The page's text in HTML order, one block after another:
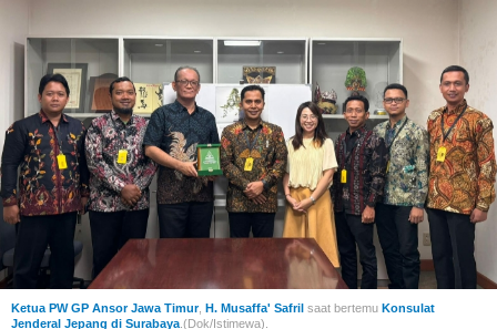
Ketua PW GP Ansor Jawa Timur, H. Musaffa' Safril saat bertemu Konsulat
Jenderal Jepang di Surabaya .(Dok/Istimewa).